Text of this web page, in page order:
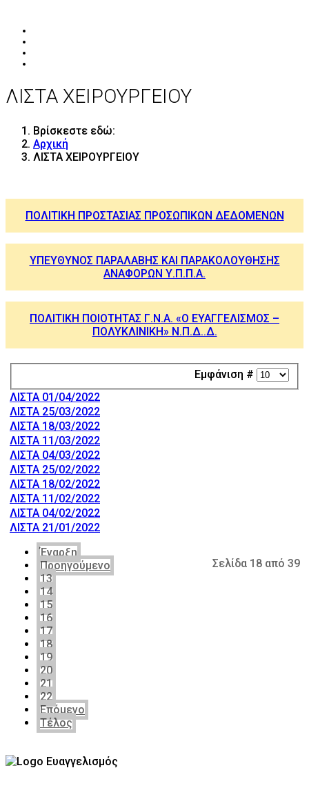
ΛΙΣΤΑ ΧΕΙΡΟΥΡΓΕΙΟΥ
Βρίσκεστε εδώ:
Αρχική
ΛΙΣΤΑ ΧΕΙΡΟΥΡΓΕΙΟΥ
ΠΟΛΙΤΙΚΗ ΠΡΟΣΤΑΣΙΑΣ ΠΡΟΣΩΠΙΚΩΝ ΔΕΔΟΜΕΝΩΝ
ΥΠΕΥΘΥΝΟΣ ΠΑΡΑΛΑΒΗΣ ΚΑΙ ΠΑΡΑΚΟΛΟΥΘΗΣΗΣ
ΑΝΑΦΟΡΩΝ Υ.Π.Π.Α.
ΠΟΛΙΤΙΚΗ ΠΟΙΟΤΗΤΑΣ Γ.Ν.Α. «Ο ΕΥΑΓΓΕΛΙΣΜΟΣ –
ΠΟΛΥΚΛΙΝΙΚΗ» Ν.Π.Δ..Δ.
Εμφάνιση #
ΛΙΣΤΑ 01/04/2022
ΛΙΣΤΑ 25/03/2022
ΛΙΣΤΑ 18/03/2022
ΛΙΣΤΑ 11/03/2022
ΛΙΣΤΑ 04/03/2022
ΛΙΣΤΑ 25/02/2022
ΛΙΣΤΑ 18/02/2022
ΛΙΣΤΑ 11/02/2022
ΛΙΣΤΑ 04/02/2022
ΛΙΣΤΑ 21/01/2022
Σελίδα 18 από 39
Έναρξη
Προηγούμενο
13
14
15
16
17
18
19
20
21
22
Επόμενο
Τέλος